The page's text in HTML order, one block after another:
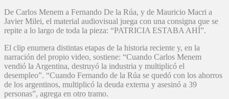
De Carlos Menem a Fernando De la Rúa, y de Mauricio Macri a
Javier Milei, el material audiovisual juega con una consigna que se
repite a lo largo de toda la pieza: “PATRICIA ESTABA AHÍ”.
El clip enumera distintas etapas de la historia reciente y, en la
narración del propio video, sostiene: “Cuando Carlos Menem
vendió la Argentina, destruyó la industria y multiplicó el
desempleo”. “Cuando Fernando de la Rúa se quedó con los ahorros
de los argentinos, multiplicó la deuda externa y asesinó a 39
personas”, agrega en otro tramo.